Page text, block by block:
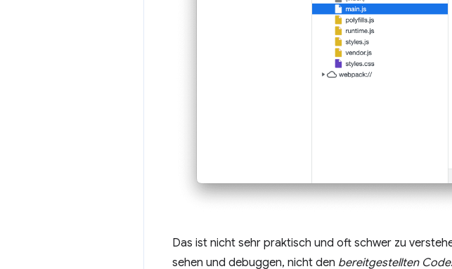
Das ist nicht sehr praktisch und oft schwer zu
sehen und debuggen, nicht den bereitgestellten Code.